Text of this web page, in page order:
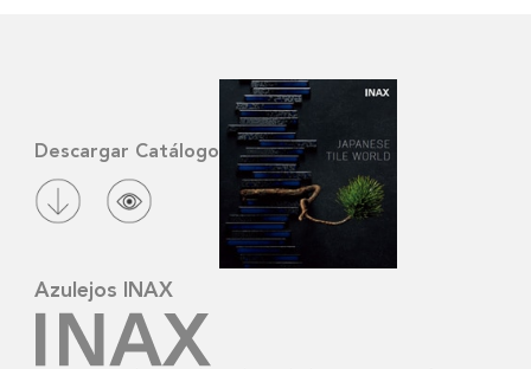
Descargar Catálogo
Azulejos INAX